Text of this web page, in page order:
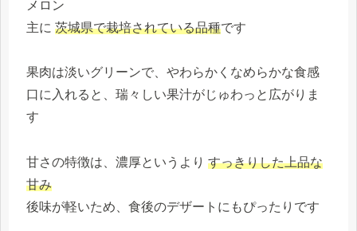
メロン
主に 茨城県で栽培されている品種です
果肉は淡いグリーンで、やわらかくなめらかな食感
口に入れると、瑞々しい果汁がじゅわっと広がりま
す
甘さの特徴は、濃厚というより すっきりした上品な
甘み
後味が軽いため、食後のデザートにもぴったりです